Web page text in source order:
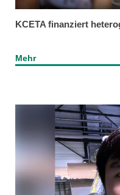
KCETA finanziert
Mehr